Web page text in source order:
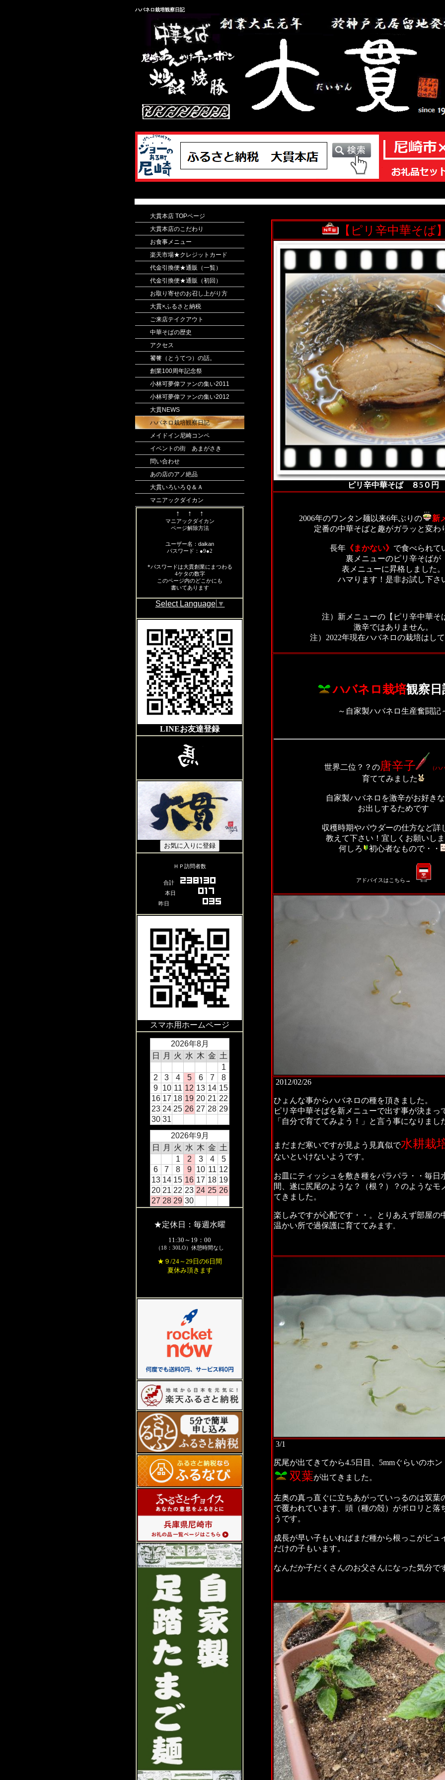
ハバネロ栽培観察日記
【ピリ辛中華そば
ピリ辛中華そば ８5０円
2006年のワンタン麺以来6年ぶりの
新
定番の中華そばと趣がガラッと変わ
長年 《まかない》 で食べられて
裏メニューのピリ辛そばが
表メニューに昇格しました。
ハマります！是非お試し下さ
注）新メニューの【ピリ辛中華そ
激辛ではありません。
注）2022年現在ハバネロの栽培はし
ハバネロ栽培観察日
～自家製ハバネロ生産奮闘記
世界二位？？の唐辛子 （ハ
育ててみました
自家製ハバネロを激辛がお好き
お出しするためです
収穫時期やパウダーの仕方など詳
教えて下さい！ 宜しくお願いし
何しろ
初心者なもので・・
アドバイスはこちら→
2012/02/26
ひょんな事からハバネロの種を頂きました。
ピリ辛中華そばを新メニューで出す事が決まっ
「自分で育ててみよう！」と言う事になりまし
まだまだ寒いですが見よう見真似で水耕栽
ないといけないようです。
お皿にティッシュを敷き種をパラパラ・・毎日
間、遂に尻尾のような？（根？）
？のようなモ
てきました。
楽しみですが心配です・・。とりあえず部屋の
温かい所で過保護に育ててみます 。
3/1
尻尾が出てきてから4.5日目、5mmぐらいのホ
双葉が出てきました。
左奥の真っ直ぐに立ちあがっていっるのは双葉
で覆われています、頭（種の殻）がポロリと落
うです。
成長が早い子もいればまだ種から根っこがピュ
だけの子もいます。
なんだか子だくさんのお父さんになった気分で
大貫本店 TOPページ
大貫本店のこだわり
お食事メニュー
楽天市場★クレジットカード
代金引換便★通販（一覧）
代金引換便★通販（初回）
お取り寄せのお召し上がり方
大貫×ふるさと納税
ご来店テイクアウト
中華そばの歴史
アクセス
饕餮（とうてつ）の話。
創業100周年記念祭
小林可夢偉ファンの集い2011
小林可夢偉ファンの集い2012
大貫NEWS
ハバネロ栽培観察日記
メイドイン尼崎コンペ
イベントの街 あまがさき
問い合わせ
あの店のアノ絶品
大貫いろいろＱ＆Ａ
マニアックダイカン
↑ ↑ ↑
マニアックダイカン
ページ解除方法
ユーザー名： daikan
パスワード：●9●2
*パスワードは大貫創業にまつわる
4ケタの数字
このページ内のどこかにも
書いてあります
Select Language ▼
LINEお友達登録
ＨＰ訪問者数
合計
本日
昨日
スマホ用ホームページ
2026年8月
日
月 火 水 木 金 土
1
2
3 4 5 6 7
8
9 10 11 12 13 14 15
16 17 18 19 20 21 22
23 24 25 26 27 28 29
30 31
2026年9月
日
月 火 水 木 金 土
1
2 3 4
5
6
7 8 9 10 11 12
13 14 15 16 17 18 19
20 21 22 23 24 25 26
27 28 29 30
★定休日：毎週水曜
11:30～19：00
（18：30LO）休憩時間なし
★９/24～29日の6日間
夏休み頂きます